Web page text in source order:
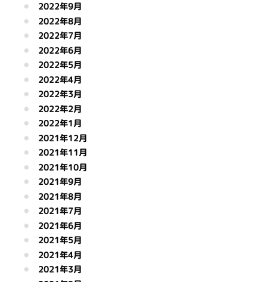
2022年9月
2022年8月
2022年7月
2022年6月
2022年5月
2022年4月
2022年3月
2022年2月
2022年1月
2021年12月
2021年11月
2021年10月
2021年9月
2021年8月
2021年7月
2021年6月
2021年5月
2021年4月
2021年3月